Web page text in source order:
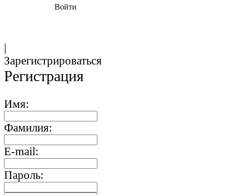
Войти
|
Зарегистрироваться
Регистрация
Имя:
Фамилия:
E-mail:
Пароль: